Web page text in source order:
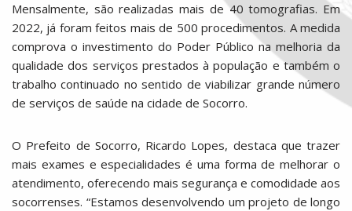
Mensalmente, são realizadas mais de 40 tomografias. Em
2022, já foram feitos mais de 500 procedimentos. A medida
comprova o investimento do Poder Público na melhoria da
qualidade dos serviços prestados à população e também o
trabalho continuado no sentido de viabilizar grande número
de serviços de saúde na cidade de Socorro.
O Prefeito de Socorro, Ricardo Lopes, destaca que trazer
mais exames e especialidades é uma forma de melhorar o
atendimento, oferecendo mais segurança e comodidade aos
socorrenses. “Estamos desenvolvendo um projeto de longo